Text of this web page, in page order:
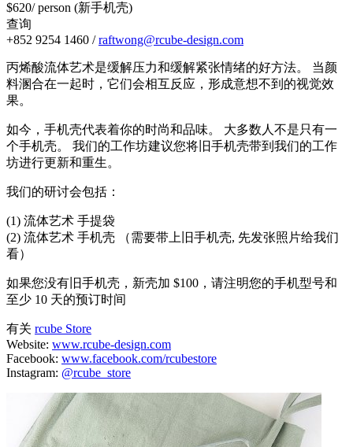
$620/ person (新手机壳)
查询
+852 9254 1460 /raftwong@rcube-design.com
丙烯酸流体艺术是缓解压力和缓解紧张情绪的好方法。 当颜
料溷合在一起时，它们会相互反应，形成意想不到的视觉效
果。
如今，手机壳代表着你的时尚和品味。 大多数人不是只有一
个手机壳。 我们的工作坊建议您将旧手机壳带到我们的工作
坊进行更新和重生。
我们的研讨会包括：
(1) 流体艺术 手提袋
(2) 流体艺术 手机壳 （需要带上旧手机壳, 先发张照片给我们
看）
如果您没有旧手机壳，新壳加 $100，请注明您的手机型号和
至少 10 天的预订时间
有关 rcube Store
Website: www.rcube-design.com
Facebook: www.facebook.com/rcubestore
Instagram: @rcube_store